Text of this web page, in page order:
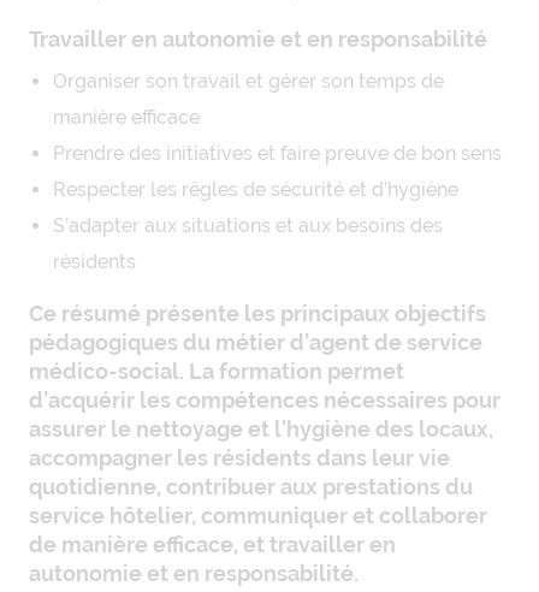
Travailler en autonomie et en responsabilité
Organiser son travail et gérer son temps de
manière efficace
Prendre des initiatives et faire preuve de bon sens
Respecter les règles de sécurité et d’hygiène
S’adapter aux situations et aux besoins des
résidents
Ce résumé présente les principaux objectifs
pédagogiques du métier d’agent de service
médico-social. La formation permet
d’acquérir les compétences nécessaires pour
assurer le nettoyage et l’hygiène des locaux,
accompagner les résidents dans leur vie
quotidienne, contribuer aux prestations du
service hôtelier, communiquer et collaborer
de manière efficace, et travailler en
autonomie et en responsabilité.